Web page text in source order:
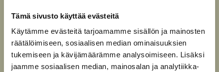
Tämä sivusto käyttää evästeitä
Käytämme evästeitä tarjoamamme sisällön ja mainosten
räätälöimiseen, sosiaalisen median ominaisuuksien
tukemiseen ja kävijämäärämme analysoimiseen. Lisäksi
jaamme sosiaalisen median, mainosalan ja analytiikka-
Kuva: Johanna Vuoksenmaa